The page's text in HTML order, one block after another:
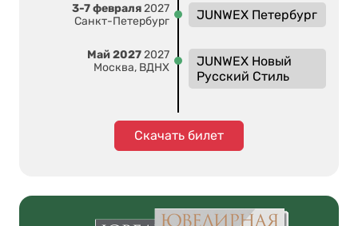
3-7 февраля2027
Санкт-Петербург
JUNWEX Петербург
Май 20272027
Москва, ВДНХ
JUNWEX Новый
Русский Стиль
Скачать билет